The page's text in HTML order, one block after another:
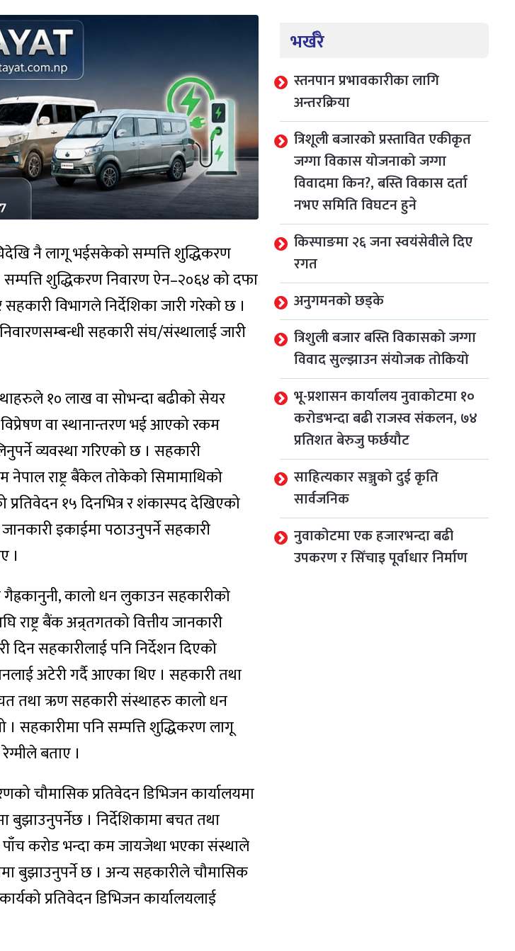
नै लागू भईसकेको सम्पत्ति शुद्धिकरण
शुद्धिकरण निवारण ऐन–२०६४ को दफा
विभागले निर्देशिका जारी गरेको छ ।
सहकारी संघ/संस्थालाई जारी
१० लाख वा सोभन्दा बढीको सेयर
वा स्थानान्तरण भई आएको रकम
व्यवस्था गरिएको छ । सहकारी
राष्ट्र बैंकेल तोकेको सिमामाथिको
प्रतिवेदन १५ दिनभित्र र शंकास्पद देखिएको
इकाईमा पठाउनुपर्ने सहकारी
।
कालो धन लुकाउन सहकारीको
बैंक अन्र्तगतको वित्तीय जानकारी
दिन सहकारीलाई पनि निर्देशन दिएको
अटेरी गर्दै आएका थिए । सहकारी तथा
तथा ऋण सहकारी संस्थाहरु कालो धन
सहकारीमा पनि सम्पत्ति शुद्धिकरण लागू
बताए ।
चौमासिक प्रतिवेदन डिभिजन कार्यालयमा
। निर्देशिकामा बचत तथा
पाँच करोड भन्दा कम जायजेथा भएका संस्थाले
बुझाउनुपर्ने छ । अन्य सहकारीले चौमासिक
प्रतिवेदन डिभिजन कार्यालयलाई
भर्खरै
स्तनपान प्रभावकारीका लागि
अन्तरक्रिया
त्रिशूली बजारको प्रस्तावित एकीकृत
जग्गा विकास योजनाको जग्गा
विवादमा किन?, बस्ति विकास दर्ता
नभए समिति विघटन हुने
किस्पाङमा २६ जना स्वयंसेवीले दिए
रगत
अनुगमनको छड्के
त्रिशुली बजार बस्ति विकासको जग्गा
विवाद सुल्झाउन संयोजक तोकियो
भू-प्रशासन कार्यालय नुवाकोटमा १०
करोडभन्दा बढी राजस्व संकलन, ७४
प्रतिशत बेरुजु फर्छयौट
साहित्यकार सञ्जुको दुई कृति
सार्वजनिक
नुवाकोटमा एक हजारभन्दा बढी
उपकरण र सिँचाइ पूर्वाधार निर्माण